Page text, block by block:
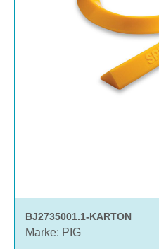
BJ2735001.1-KARTON
Marke: PIG